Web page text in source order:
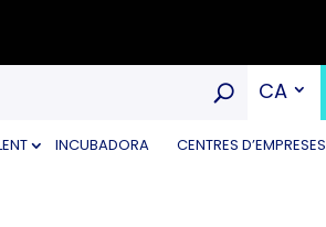
CA
INCUBADORA CENTRES D’EMPRESES